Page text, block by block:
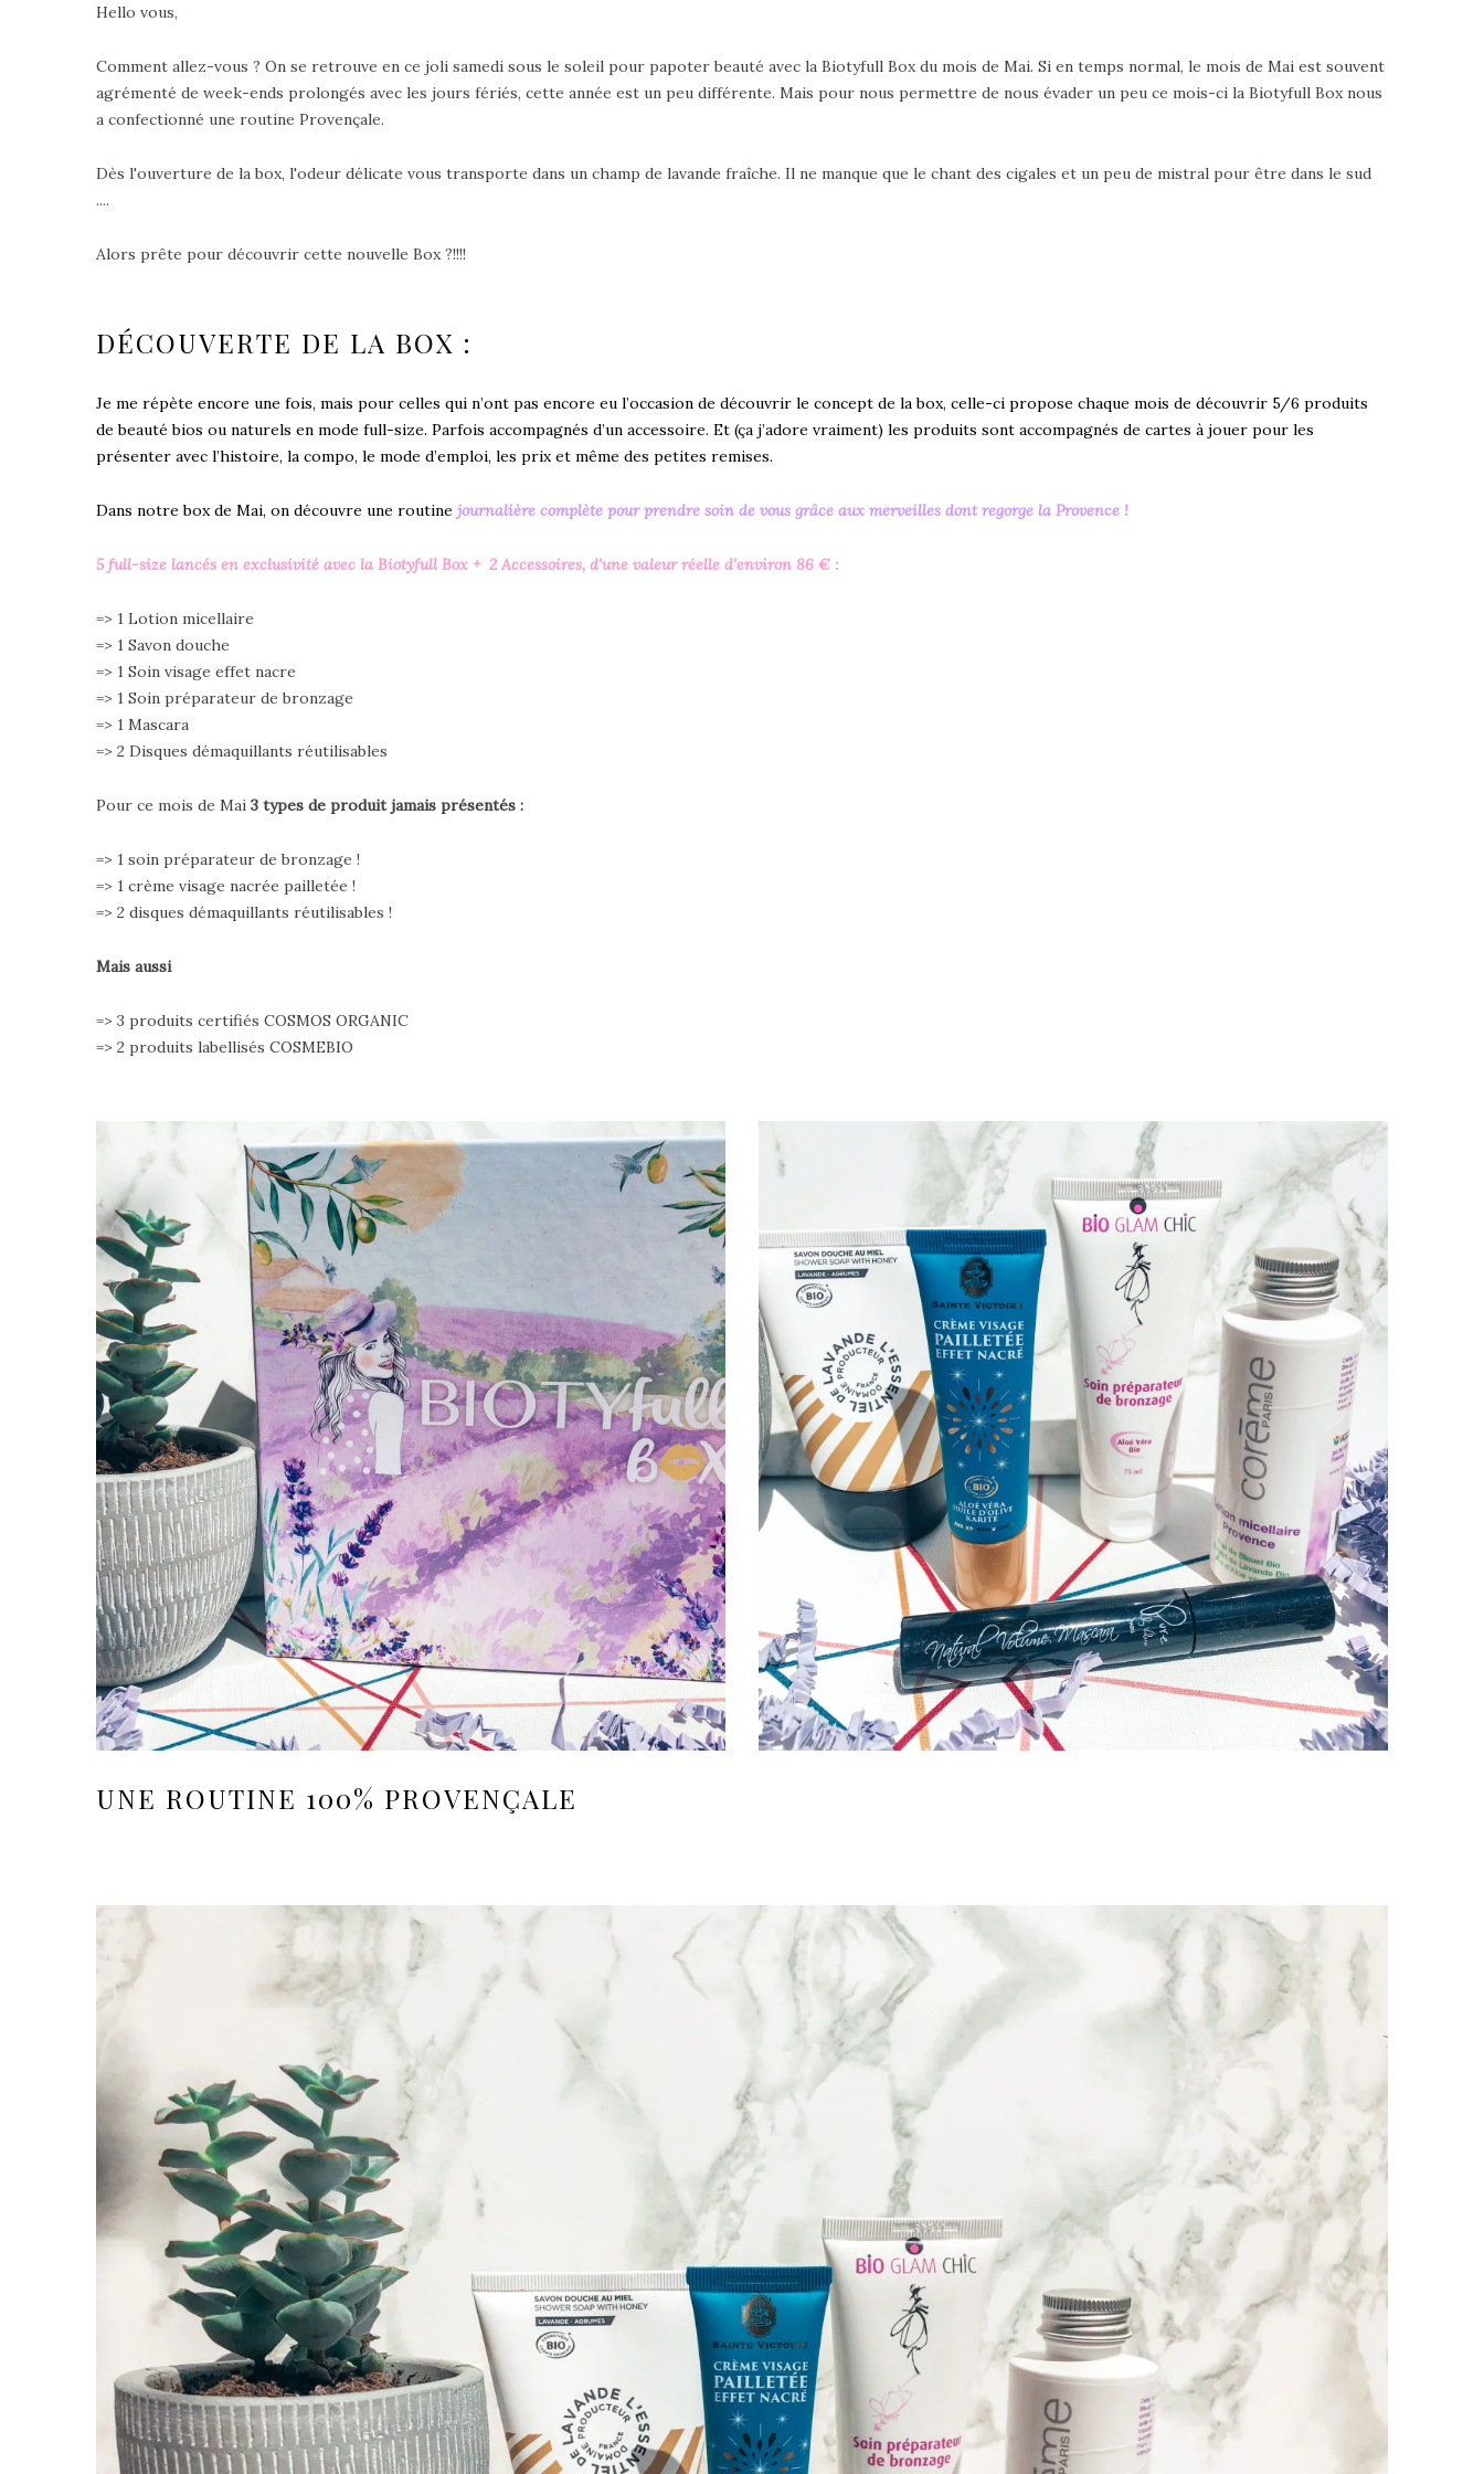
Hello vous,
Comment allez-vous ? On se retrouve en ce joli samedi sous le soleil pour papoter beauté avec la Biotyfull Box du mois de Mai. Si en temps normal, le mois de Mai est souvent
agrémenté de week-ends prolongés avec les jours fériés, cette année est un peu différente. Mais pour nous permettre de nous évader un peu ce mois-ci la Biotyfull Box nous
a confectionné une routine Provençale.
Dès l'ouverture de la box, l'odeur délicate vous transporte dans un champ de lavande fraîche. Il ne manque que le chant des cigales et un peu de mistral pour être dans le sud
....
Alors prête pour découvrir cette nouvelle Box ?!!!!
DÉCOUVERTE DE LA BOX :
Je me répète encore une fois, mais pour celles qui n’ont pas encore eu l’occasion de découvrir le concept de la box, celle-ci propose chaque mois de découvrir 5/6 produits
de beauté bios ou naturels en mode full-size. Parfois accompagnés d’un accessoire. Et (ça j’adore vraiment) les produits sont accompagnés de cartes à jouer pour les
présenter avec l’histoire, la compo, le mode d’emploi, les prix et même des petites remises.
Dans notre box de Mai, on découvre une routine journalière complète pour prendre soin de vous grâce aux merveilles dont regorge la Provence !
5 full-size lancés en exclusivité avec la Biotyfull Box + 2 Accessoires, d'une valeur réelle d'environ 86 € :
=> 1 Lotion micellaire
=> 1 Savon douche
=> 1 Soin visage effet nacre
=> 1 Soin préparateur de bronzage
=> 1 Mascara
=> 2 Disques démaquillants réutilisables
Pour ce mois de Mai 3 types de produit jamais présentés :
=> 1 soin préparateur de bronzage !
=> 1 crème visage nacrée pailletée !
=> 2 disques démaquillants réutilisables !
Mais aussi
=> 3 produits certifiés COSMOS ORGANIC
=> 2 produits labellisés COSMEBIO
UNE ROUTINE 100% PROVENÇALE